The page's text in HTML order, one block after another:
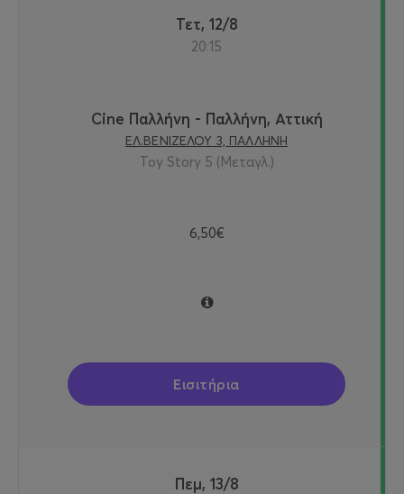
Τετ, 12/8
20:15
Cine Παλλήνη - Παλλήνη, Αττική
ΕΛ.ΒΕΝΙΖΕΛΟΥ 3, ΠΑΛΛΗΝΗ
Toy Story 5 (Μεταγλ.)
6,50€
Εισιτήρια
Πεμ, 13/8